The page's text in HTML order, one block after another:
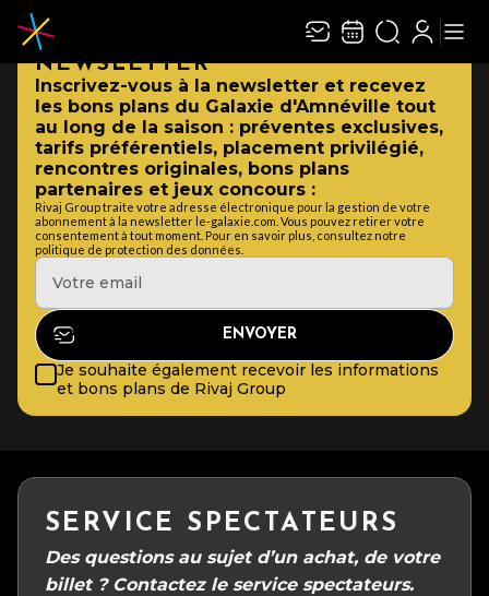
NEWSLETTER
Inscrivez-vous à la newsletter et recevez
les bons plans du Galaxie d'Amnéville tout
au long de la saison : préventes exclusives,
tarifs préférentiels, placement privilégié,
rencontres originales, bons plans
partenaires et jeux concours :
Rivaj Group traite votre adresse électronique pour la gestion de votre
abonnement à la newsletter le-galaxie.com. Vous pouvez retirer votre
consentement à tout moment. Pour en savoir plus, consultez notre
politique de protection des données.
Je souhaite également recevoir les informations
et bons plans de Rivaj Group
SERVICE SPECTATEURS
Des questions au sujet d’un achat, de votre
billet ? Contactez le service spectateurs.